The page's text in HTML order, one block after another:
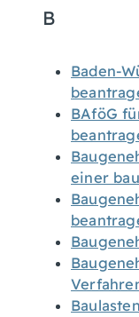
B
Baden-
BAföG
einer